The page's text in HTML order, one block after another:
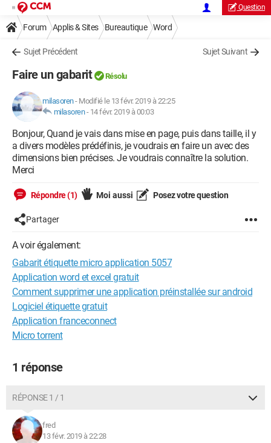
Question
Forum Applis & Sites Bureautique Word
Sujet Précédent Sujet Suivant
Faire un gabarit Résolu
milasoren- Modifié le 13 févr. 2019 à 22:25
milasoren- 14 févr. 2019 à 00:03
Bonjour, Quand je vais dans mise en page, puis dans taille, il y
a divers modèles prédéfinis, je voudrais en faire un avec des
dimensions bien précises. Je voudrais connaître la solution.
Merci
Répondre (1) Moi aussi Posez votre question
Partager
A voir également:
Gabarit étiquette micro application 5057
Application word et excel gratuit
Comment supprimer une application préinstallée sur android
Logiciel étiquette gratuit
Application franceconnect
Micro torrent
1 réponse
RÉPONSE 1 / 1
fred
13 févr. 2019 à 22:28